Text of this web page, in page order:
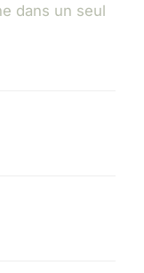
dans un seul